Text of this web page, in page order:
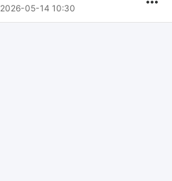
2026-05-14 10:30